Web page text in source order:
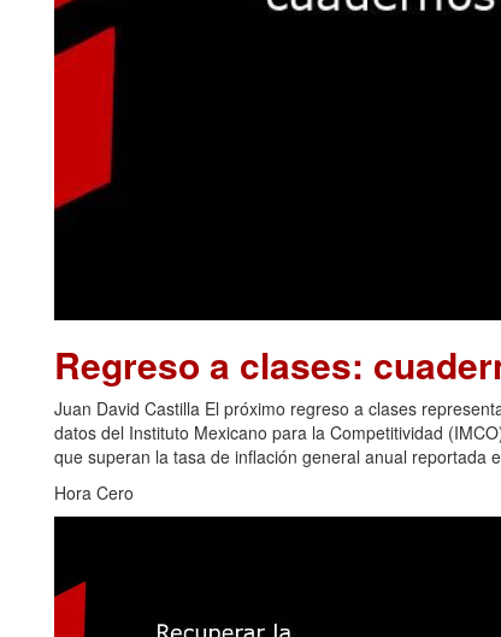
Regreso a clases:
Juan David Castilla El próximo regreso a clases
datos del Instituto Mexicano para la Competitividad
que superan la tasa de inflación general anual reportada
Hora Cero